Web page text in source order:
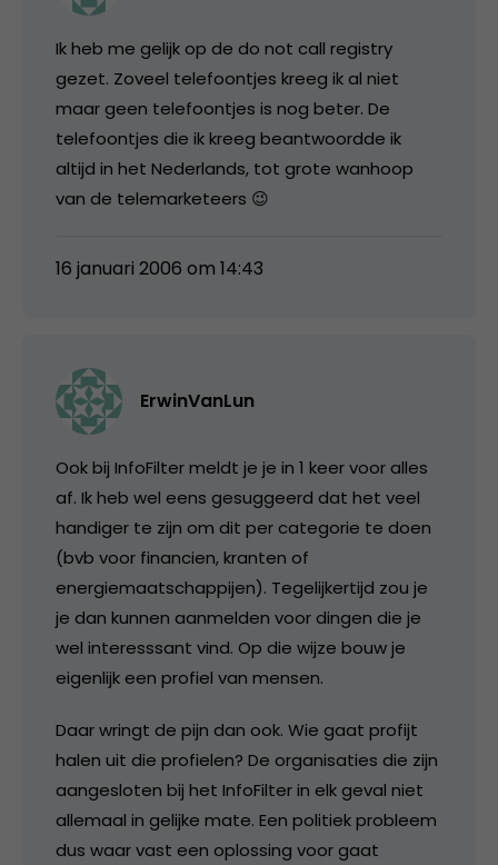
Ik heb me gelijk op de do not call registry
gezet. Zoveel telefoontjes kreeg ik al niet
maar geen telefoontjes is nog beter. De
telefoontjes die ik kreeg beantwoordde ik
altijd in het Nederlands, tot grote wanhoop
van de telemarketeers 😉
16 januari 2006 om 14:43
ErwinVanLun
Ook bij InfoFilter meldt je je in 1 keer voor alles
af. Ik heb wel eens gesuggeerd dat het veel
handiger te zijn om dit per categorie te doen
(bvb voor financien, kranten of
energiemaatschappijen). Tegelijkertijd zou je
je dan kunnen aanmelden voor dingen die je
wel interesssant vind. Op die wijze bouw je
eigenlijk een profiel van mensen.
Daar wringt de pijn dan ook. Wie gaat profijt
halen uit die profielen? De organisaties die zijn
aangesloten bij het InfoFilter in elk geval niet
allemaal in gelijke mate. Een politiek probleem
dus waar vast een oplossing voor gaat